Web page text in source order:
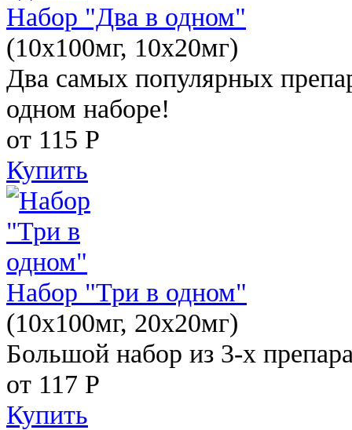
Набор "Два в одном"
(10x100мг, 10x20мг)
Два самых популярных
одном наборе!
от 115 Р
Купить
Набор "Три в одном"
(10x100мг, 20x20мг)
Большой набор из 3-х
от 117 Р
Купить